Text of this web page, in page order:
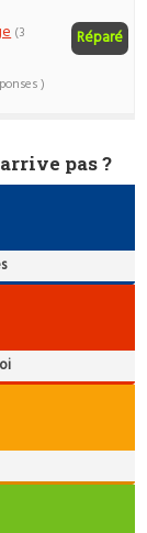
Réparé
(3
)
pas ?